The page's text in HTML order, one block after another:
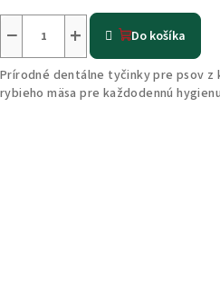
+
− Do košíka
Prírodné dentálne tyčinky pre psov z
rybieho mäsa pre každodennú